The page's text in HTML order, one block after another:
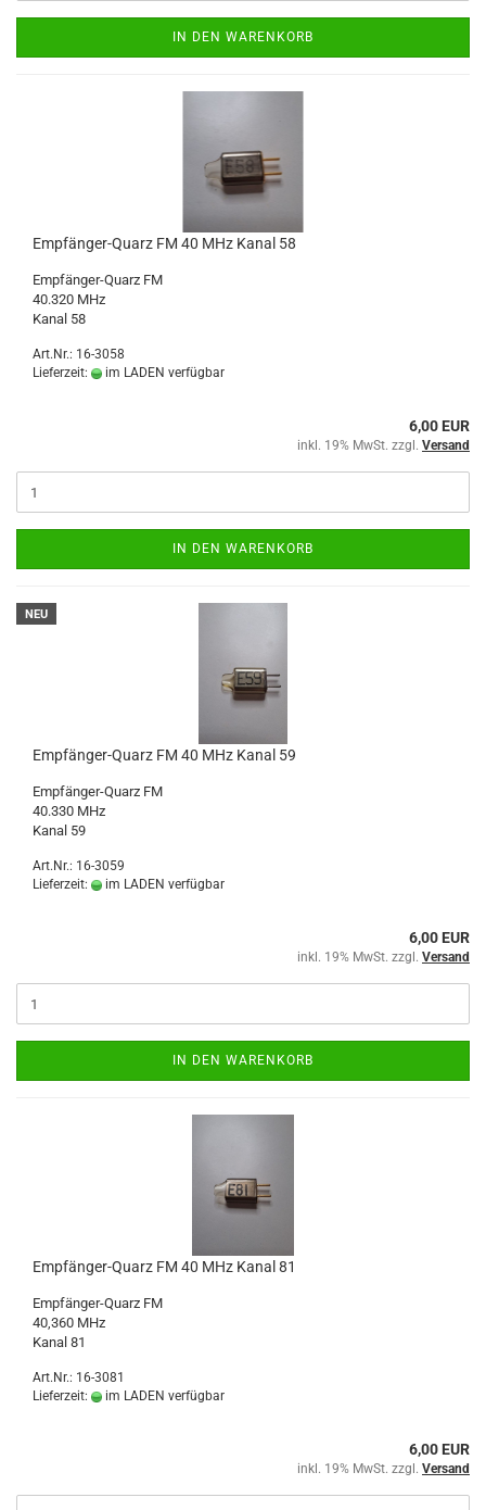
IN DEN WARENKORB
Empfänger-Quarz FM 40 MHz Kanal 58
Empfänger-Quarz FM
40.320 MHz
Kanal 58
Art.Nr.: 16-3058
Lieferzeit:
im LADEN verfügbar
6,00 EUR
inkl. 19% MwSt. zzgl. Versand
IN DEN WARENKORB
NEU
Empfänger-Quarz FM 40 MHz Kanal 59
Empfänger-Quarz FM
40.330 MHz
Kanal 59
Art.Nr.: 16-3059
Lieferzeit:
im LADEN verfügbar
6,00 EUR
inkl. 19% MwSt. zzgl. Versand
IN DEN WARENKORB
Empfänger-Quarz FM 40 MHz Kanal 81
Empfänger-Quarz FM
40,360 MHz
Kanal 81
Art.Nr.: 16-3081
Lieferzeit:
im LADEN verfügbar
6,00 EUR
inkl. 19% MwSt. zzgl. Versand